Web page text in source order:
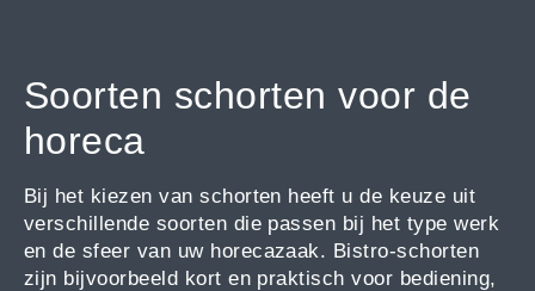
Soorten schorten voor de
horeca
Bij het kiezen van schorten heeft u de keuze uit
verschillende soorten die passen bij het type werk
en de sfeer van uw horecazaak. Bistro-schorten
zijn bijvoorbeeld kort en praktisch voor bediening,